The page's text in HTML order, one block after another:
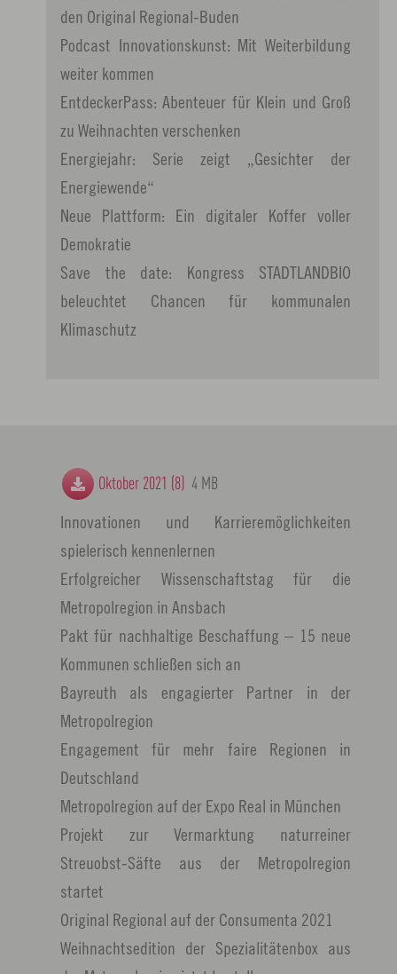
den Original Regional-Buden
Podcast Innovationskunst: Mit Weiterbildung
weiter kommen
EntdeckerPass: Abenteuer für Klein und Groß
zu Weihnachten verschenken
Energiejahr: Serie zeigt „Gesichter der
Energiewende“
Neue Plattform: Ein digitaler Koffer voller
Demokratie
Save the date: Kongress STADTLANDBIO
beleuchtet Chancen für kommunalen
Klimaschutz
Oktober 2021 (8) 4 MB
Innovationen und Karrieremöglichkeiten
spielerisch kennenlernen
Erfolgreicher Wissenschaftstag für die
Metropolregion in Ansbach
Pakt für nachhaltige Beschaffung – 15 neue
Kommunen schließen sich an
Bayreuth als engagierter Partner in der
Metropolregion
Engagement für mehr faire Regionen in
Deutschland
Metropolregion auf der Expo Real in München
Projekt zur Vermarktung naturreiner
Streuobst-Säfte aus der Metropolregion
startet
Original Regional auf der Consumenta 2021
Weihnachtsedition der Spezialitätenbox aus